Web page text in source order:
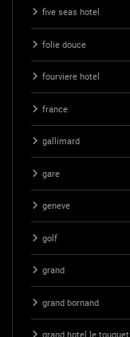
five seas hotel
folie douce
fourviere hotel
france
gallimard
gare
geneve
golf
grand
grand bornand